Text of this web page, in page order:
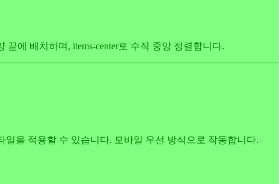
에 배치하며, items-center로 수직 중앙 정렬합니다.
일을 적용할 수 있습니다. 모바일 우선 방식으로 작동합니다.